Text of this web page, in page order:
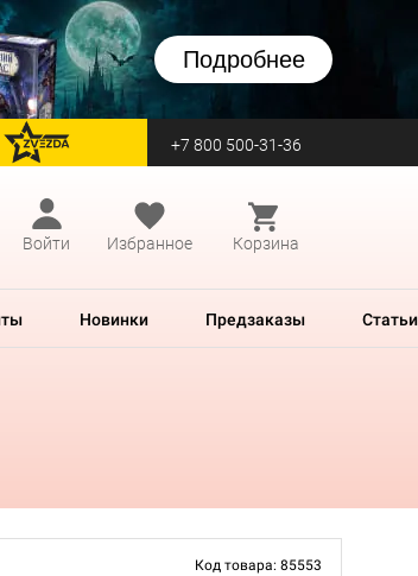
Подробнее
перейти на Zvezda +7 800 500-31-36
Войти
Избранное Корзина
Новинки Предзаказы Статьи
Код товара: 85553